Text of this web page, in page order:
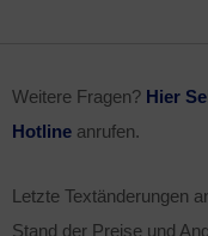
Weitere Fragen? Hier
Hotline anrufen.
Letzte Textänderungen
Stand der Preise und